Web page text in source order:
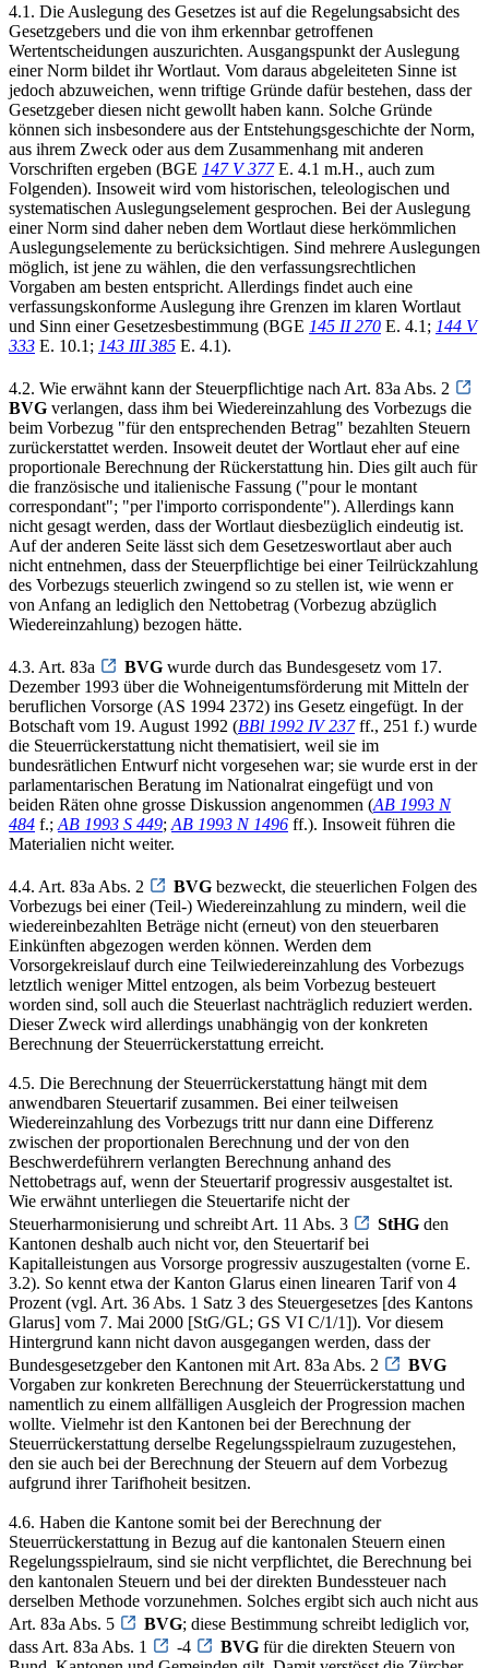
4.1. Die Auslegung des Gesetzes ist auf die Regelungsabsicht des
Gesetzgebers und die von ihm erkennbar getroffenen
Wertentscheidungen auszurichten. Ausgangspunkt der Auslegung
einer Norm bildet ihr Wortlaut. Vom daraus abgeleiteten Sinne ist
jedoch abzuweichen, wenn triftige Gründe dafür bestehen, dass der
Gesetzgeber diesen nicht gewollt haben kann. Solche Gründe
können sich insbesondere aus der Entstehungsgeschichte der Norm,
aus ihrem Zweck oder aus dem Zusammenhang mit anderen
Vorschriften ergeben (BGE 147 V 377E. 4.1 m.H., auch zum
Folgenden). Insoweit wird vom historischen, teleologischen und
systematischen Auslegungselement gesprochen. Bei der Auslegung
einer Norm sind daher neben dem Wortlaut diese herkömmlichen
Auslegungselemente zu berücksichtigen. Sind mehrere Auslegungen
möglich, ist jene zu wählen, die den verfassungsrechtlichen
Vorgaben am besten entspricht. Allerdings findet auch eine
verfassungskonforme Auslegung ihre Grenzen im klaren Wortlaut
und Sinn einer Gesetzesbestimmung (BGE 145 II 270 E. 4.1; 144 V
333 E. 10.1; 143 III 385 E. 4.1).
4.2. Wie erwähnt kann der Steuerpflichtige nach Art. 83a Abs. 2
BVG verlangen, dass ihm bei Wiedereinzahlung des Vorbezugs die
beim Vorbezug "für den entsprechenden Betrag" bezahlten Steuern
zurückerstattet werden. Insoweit deutet der Wortlaut eher auf eine
proportionale Berechnung der Rückerstattung hin. Dies gilt auch für
die französische und italienische Fassung ("pour le montant
correspondant"; "per l'importo corrispondente"). Allerdings kann
nicht gesagt werden, dass der Wortlaut diesbezüglich eindeutig ist.
Auf der anderen Seite lässt sich dem Gesetzeswortlaut aber auch
nicht entnehmen, dass der Steuerpflichtige bei einer Teilrückzahlung
des Vorbezugs steuerlich zwingend so zu stellen ist, wie wenn er
von Anfang an lediglich den Nettobetrag (Vorbezug abzüglich
Wiedereinzahlung) bezogen hätte.
4.3. Art. 83a BVG wurde durch das Bundesgesetz vom 17.
Dezember 1993 über die Wohneigentumsförderung mit Mitteln der
beruflichen Vorsorge (AS 1994 2372) ins Gesetz eingefügt. In der
Botschaft vom 19. August 1992 (BBl 1992 IV 237ff., 251 f.) wurde
die Steuerrückerstattung nicht thematisiert, weil sie im
bundesrätlichen Entwurf nicht vorgesehen war; sie wurde erst in der
parlamentarischen Beratung im Nationalrat eingefügt und von
beiden Räten ohne grosse Diskussion angenommen (AB 1993 N
484 f.; AB 1993 S 449; AB 1993 N 1496 ff.). Insoweit führen die
Materialien nicht weiter.
4.4. Art. 83a Abs. 2 BVG bezweckt, die steuerlichen Folgen des
Vorbezugs bei einer (Teil-) Wiedereinzahlung zu mindern, weil die
wiedereinbezahlten Beträge nicht (erneut) von den steuerbaren
Einkünften abgezogen werden können. Werden dem
Vorsorgekreislauf durch eine Teilwiedereinzahlung des Vorbezugs
letztlich weniger Mittel entzogen, als beim Vorbezug besteuert
worden sind, soll auch die Steuerlast nachträglich reduziert werden.
Dieser Zweck wird allerdings unabhängig von der konkreten
Berechnung der Steuerrückerstattung erreicht.
4.5. Die Berechnung der Steuerrückerstattung hängt mit dem
anwendbaren Steuertarif zusammen. Bei einer teilweisen
Wiedereinzahlung des Vorbezugs tritt nur dann eine Differenz
zwischen der proportionalen Berechnung und der von den
Beschwerdeführern verlangten Berechnung anhand des
Nettobetrags auf, wenn der Steuertarif progressiv ausgestaltet ist.
Wie erwähnt unterliegen die Steuertarife nicht der
Steuerharmonisierung und schreibt Art. 11 Abs. 3
StHG den
Kantonen deshalb auch nicht vor, den Steuertarif bei
Kapitalleistungen aus Vorsorge progressiv auszugestalten (vorne E.
3.2). So kennt etwa der Kanton Glarus einen linearen Tarif von 4
Prozent (vgl. Art. 36 Abs. 1 Satz 3 des Steuergesetzes [des Kantons
Glarus] vom 7. Mai 2000 [StG/GL; GS VI C/1/1]). Vor diesem
Hintergrund kann nicht davon ausgegangen werden, dass der
Bundesgesetzgeber den Kantonen mit Art. 83a Abs. 2
BVG
Vorgaben zur konkreten Berechnung der Steuerrückerstattung und
namentlich zu einem allfälligen Ausgleich der Progression machen
wollte. Vielmehr ist den Kantonen bei der Berechnung der
Steuerrückerstattung derselbe Regelungsspielraum zuzugestehen,
den sie auch bei der Berechnung der Steuern auf dem Vorbezug
aufgrund ihrer Tarifhoheit besitzen.
4.6. Haben die Kantone somit bei der Berechnung der
Steuerrückerstattung in Bezug auf die kantonalen Steuern einen
Regelungsspielraum, sind sie nicht verpflichtet, die Berechnung bei
den kantonalen Steuern und bei der direkten Bundessteuer nach
derselben Methode vorzunehmen. Solches ergibt sich auch nicht aus
Art. 83a Abs. 5
BVG; diese Bestimmung schreibt lediglich vor,
dass Art. 83a Abs. 1
-4 BVG für die direkten Steuern von